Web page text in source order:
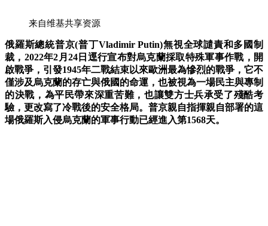
来自维基共享资源
俄羅斯總統普京(普丁Vladimir Putin)無視全球譴責和多國制
裁，2022年2月24日逕行宣布對烏克蘭採取特殊軍事作戰，開
啟戰爭，引發1945年二戰結束以來歐洲最為慘烈的戰爭，它不
僅涉及烏克蘭的存亡與俄國的命運，也被視為一場民主與專制
的決戰， 為平民帶來深重苦難，也讓雙方士兵承受了殘酷考
驗，更改寫了冷戰後的安全格局。 普京親自指揮親自部署的這
場俄羅斯入侵烏克蘭的軍事行動已經進入第1568天。